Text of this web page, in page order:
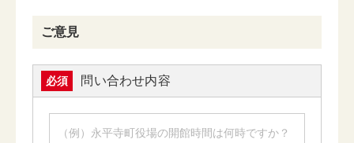
ご意見
必須 問い合わせ内容